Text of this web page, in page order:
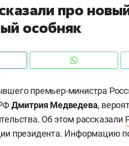
про
особняк
премьер-министра
Дмитрия Медведева,
Об этом рассказали
президента. Информацию